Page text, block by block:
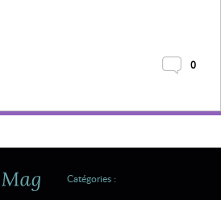
0
Catégories :